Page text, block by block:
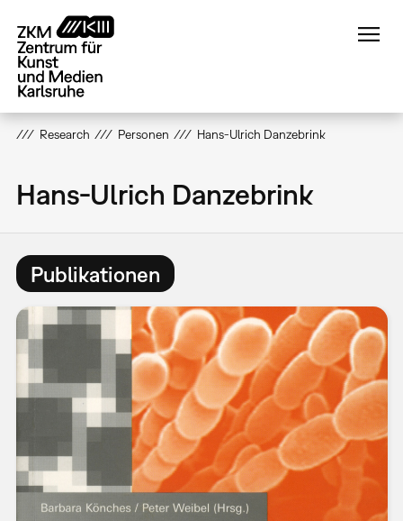
zum
Inhalt
Research Personen Hans-Ulrich Danzebrink
Hans-Ulrich Danzebrink
Publikationen